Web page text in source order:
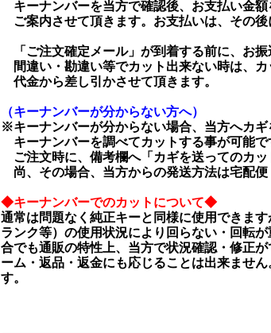
キーナンバーを当方で確認後、お支払い金
ご案内させて頂きます。お支払いは、その後
「ご注文確定メール」が到着する前に、お
間違い・勘違い等でカット出来ない時は、
代金から差し引かさせて頂きます。
（キーナンバーが分からない方へ）
※キーナンバーが分からない場合、当方へカギ
キーナンバーを調べてカットする事が可能で
ご注文時に、備考欄へ「カギを送ってのカッ
尚、その場合、当方からの発送方法は宅配便
◆キーナンバーでのカットについて◆
通常は問題なく純正キーと同様に使用できま
ランク等）の使用状況により回らない・回転
合でも通販の特性上、当方で状況確認・修正
ーム・返品・返金にも応じることは出来ませ
す。